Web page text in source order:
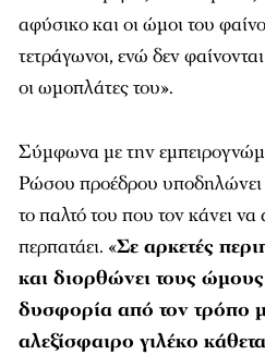
αφύσικο και οι ώμοι του
τετράγωνοι, ενώ δεν
οι ωμοπλάτες του».
Σύμφωνα με την
Ρώσου προέδρου υποδηλώνει
το παλτό του που τον κάνει
περπατάει. «Σε αρκετές
και διορθώνει τους
δυσφορία από τον τρόπο
αλεξίσφαιρο γιλέκο